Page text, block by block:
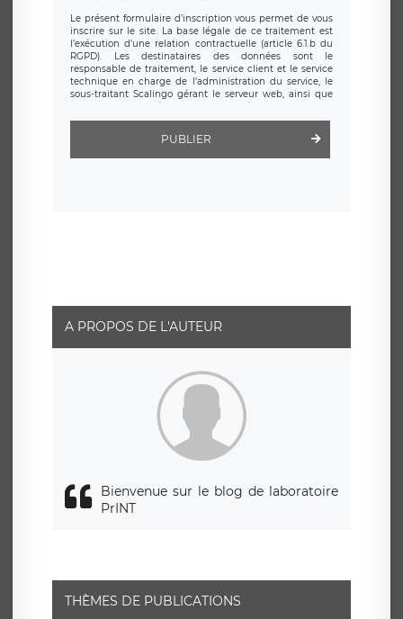
Le présent formulaire d’inscription vous permet de vous
inscrire sur le site. La base légale de ce traitement est
l’exécution d’une relation contractuelle (article 6.1.b du
RGPD). Les destinataires des données sont le
responsable de traitement, le service client et le service
technique en charge de l’administration du service, le
sous-traitant Scalingo gérant le serveur web, ainsi que
d’inscription est hébergé sur un serveur hébergé par
clauses de
protection conformes au RGPD
. Les données collectées
sont conservées jusqu’à ce que l’Internaute en sollicite la
rue Léopold Sédar Senghor, joignable à l’adresse mail :
responsabledetraitement@legavox.fr. Vous avez
également le droit d’introduire une réclamation auprès
d’une autorité de contrôle.
PUBLIER
A PROPOS DE L'AUTEUR
Bienvenue sur le blog de laboratoire
PrINT
THÈMES DE PUBLICATIONS